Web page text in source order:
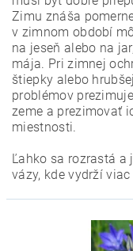
Zimu znáša
v zimnom období
na jeseň alebo na
mája. Pri zimnej
štiepky alebo
problémov
zeme a prezimovať
miestnosti.
Ľahko sa rozrastá a
vázy, kde vydrží